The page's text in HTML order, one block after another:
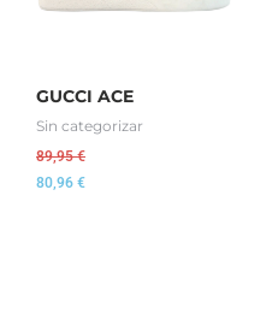
GUCCI ACE
Sin categorizar
89,95€
80,96 €